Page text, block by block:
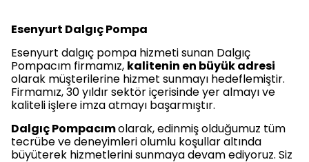
Esenyurt Dalgıç Pompa
Esenyurt dalgıç pompa hizmeti sunan Dalgıç
Pompacım firmamız, kalitenin en büyük adresi
olarak müşterilerine hizmet sunmayı hedeflemiştir.
Firmamız, 30 yıldır sektör içerisinde yer almayı ve
kaliteli işlere imza atmayı başarmıştır.
Dalgıç Pompacımolarak, edinmiş olduğumuz tüm
tecrübe ve deneyimleri olumlu koşullar altında
büyüterek hizmetlerini sunmaya devam ediyoruz. Siz